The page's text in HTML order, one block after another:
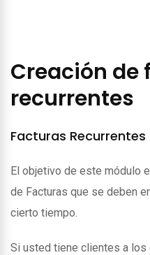
Creación de
recurrentes
Facturas Recurrentes
El objetivo de este módulo
de Facturas que se deben
cierto tiempo.
Si usted tiene clientes a